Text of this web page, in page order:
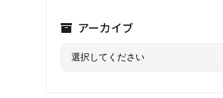
アーカイブ